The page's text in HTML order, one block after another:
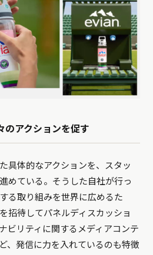
のアクションを促す
具体的なアクションを、スタッ
めている。そうした自社が行っ
る取り組みを世界に広めるた
招待してパネルディスカッショ
ビリティに関するメディアコンテ
、発信に力を入れているのも特徴